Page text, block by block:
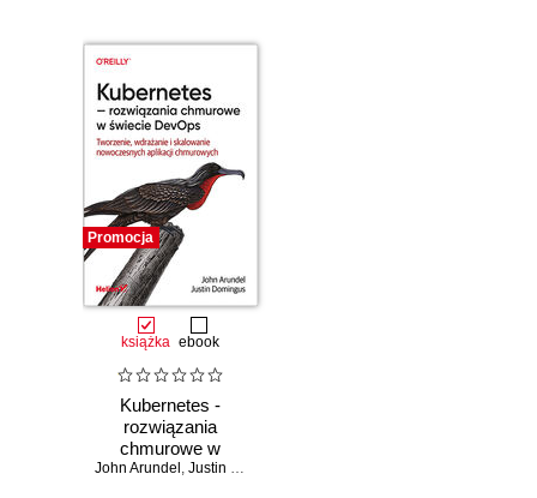
Promocja
książka ebook
Kubernetes -
rozwiązania
chmurowe w
świecie DevOps.
John Arundel , Justin Domingus